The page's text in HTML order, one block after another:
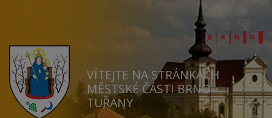
VÍTEJTE NA STRÁNKÁCH
MĚSTSKÉ ČÁSTI BRNO
TUŘANY